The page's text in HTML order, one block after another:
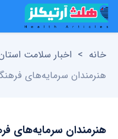
خانه > اخبار سلامت
هنرمندان سرمایه‌های
هنرمندان سرمایه‌های